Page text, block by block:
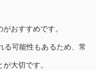
おすすめです。
る可能性もあるため、常
大切です。